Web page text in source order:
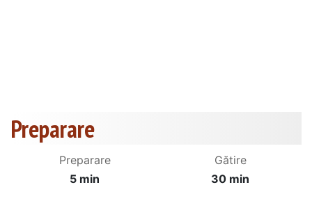
Preparare
Preparare
5 min
Gătire
30 min